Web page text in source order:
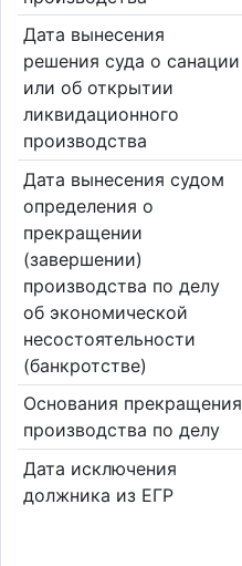
Дата вынесения
решения суда о санации
или об открытии
ликвидационного
производства
Дата вынесения судом
определения о
прекращении
(завершении)
производства по делу
об экономической
несостоятельности
(банкротстве)
Основания прекращения
производства по делу
Дата исключения
должника из ЕГР